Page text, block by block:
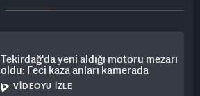
Tekirdağ'da yeni aldığı motoru mezarı
oldu: Feci kaza anları kamerada
VIDEOYU İZLE